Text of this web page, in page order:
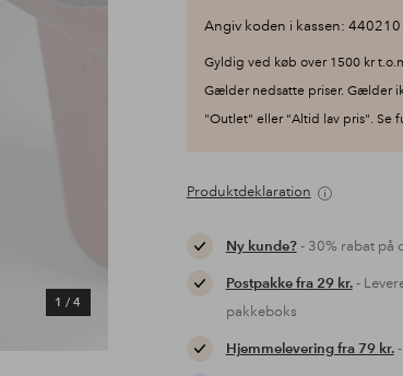
1 / 4
Angiv koden i kassen: 440210
Gyldig ved køb over 1500 kr
Gælder nedsatte priser. Gælder
"Outlet" eller "Altid lav pris". Se
Produktdeklaration
Ny kunde?- 30% rabat på
Postpakke fra 29 kr.-
pakkeboks
Hjemmelevering fra 79 kr.-